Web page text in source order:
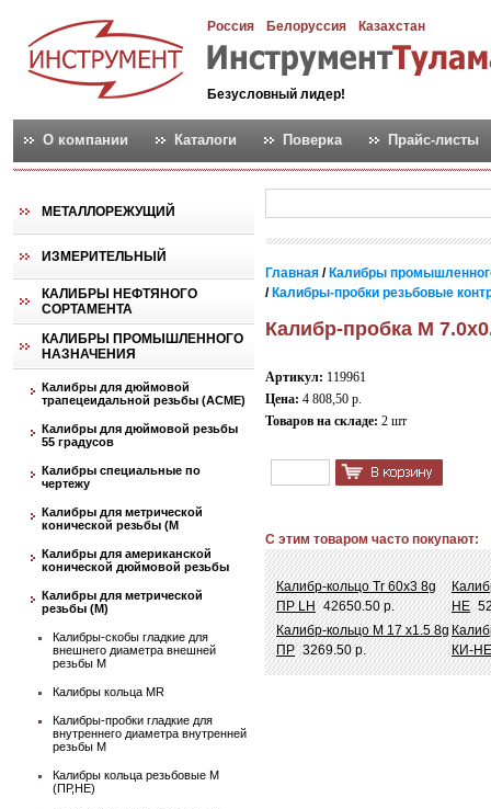
Россия Белоруссия Казахстан
Безусловный лидер!
О компании Каталоги Поверка Прайс-листы
МЕТАЛЛОРЕЖУЩИЙ
ИЗМЕРИТЕЛЬНЫЙ
КАЛИБРЫ НЕФТЯНОГО
СОРТАМЕНТА
КАЛИБРЫ ПРОМЫШЛЕННОГО
НАЗНАЧЕНИЯ
Калибры для дюймовой
трапецеидальной резьбы (АСМЕ)
Калибры для дюймовой резьбы
55 градусов
Калибры специальные по
чертежу
Калибры для метрической
конической резьбы (М
Калибры для американской
конической дюймовой резьбы
Калибры для метрической
резьбы (М)
Калибры-скобы гладкие для
внешнего диаметра внешней
резьбы М
Калибры кольца MR
Калибры-пробки гладкие для
внутреннего диаметра внутренней
резьбы М
Калибры кольца резьбовые М
(ПР,НЕ)
Главная / Калибры
/ Калибры-пробки резьбовые
Калибр-пробка М
Артикул: 119961
Цена: 4 808,50 р.
Товаров на складе: 2 шт
С этим товаром часто покупают:
Калибр-кольцо Tr 60х3 8g
ПР LH 42650.50 р.
НЕ
Калибр-кольцо М 17 х1.5 8g
ПР 3269.50 р.
КИ-